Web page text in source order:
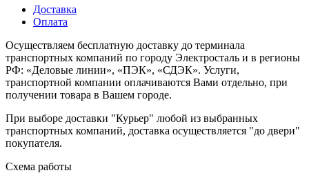
Доставка
Оплата
Осуществляем бесплатную доставку до терминала
транспортных компаний по городу Электросталь и в регионы
РФ: «Деловые линии», «ПЭК», «СДЭК». Услуги,
транспортной компании оплачиваются Вами отдельно, при
получении товара в Вашем городе.
При выборе доставки "Курьер" любой из выбранных
транспортных компаний, доставка осуществляется "до двери"
покупателя.
Схема работы